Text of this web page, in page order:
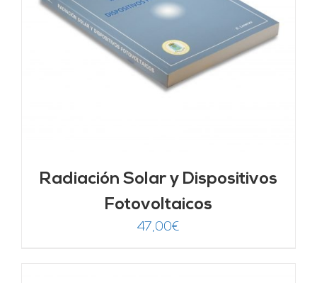
Radiación Solar y Dispositivos
Fotovoltaicos
47,00€